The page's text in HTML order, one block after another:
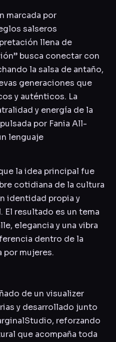
marcada por
salseros
llena de
busca conectar con
la salsa de antaño,
generaciones que
y auténticos. La
y energía de la
por Fania All-
lenguaje
la idea principal fue
cotidiana de la cultura
identidad propia y
El resultado es un tema
elegancia y una vibra
dentro de la
por mujeres.
de un visualizer
y desarrollado junto
reforzando
que acompaña toda